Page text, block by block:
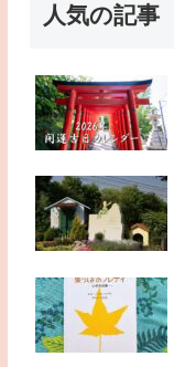
人気の記事